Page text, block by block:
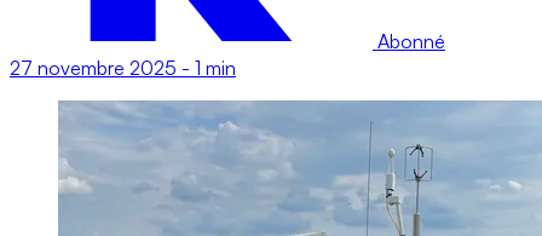
Abonné
27 novembre 2025 - 1 min